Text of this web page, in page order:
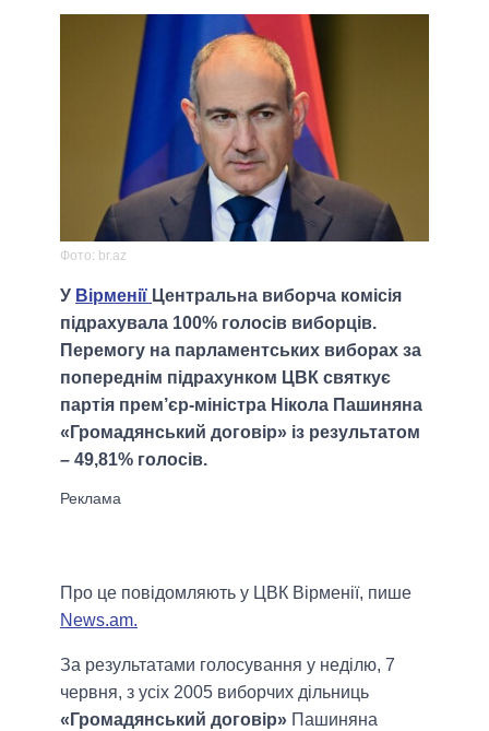
Фото: br.az
У Вірменії Центральна виборча комісія
підрахувала 100% голосів виборців.
Перемогу на парламентських виборах за
попереднім підрахунком ЦВК святкує
партія прем’єр-міністра Нікола Пашиняна
«Громадянський договір» із результатом
– 49,81% голосів.
Про це повідомляють у ЦВК Вірменії, пише
News.am.
За результатами голосування у неділю, 7
червня, з усіх 2005 виборчих дільниць
«Громадянський договір» Пашиняна